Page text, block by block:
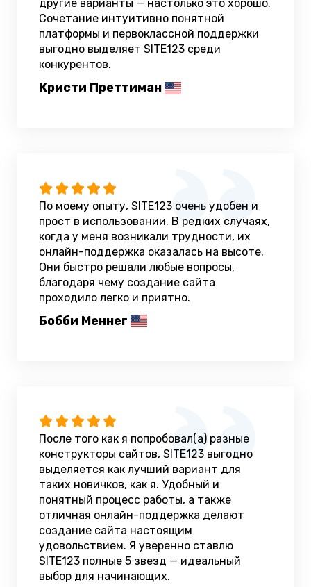
другие варианты — настолько это хорошо.
Сочетание интуитивно понятной
платформы и первоклассной поддержки
выгодно выделяет SITE123 среди
конкурентов.
Кристи Преттиман
По моему опыту, SITE123 очень удобен и
прост в использовании. В редких случаях,
когда у меня возникали трудности, их
онлайн-поддержка оказалась на высоте.
Они быстро решали любые вопросы,
благодаря чему создание сайта
проходило легко и приятно.
Бобби Меннег
После того как я попробовал(а) разные
конструкторы сайтов, SITE123 выгодно
выделяется как лучший вариант для
таких новичков, как я. Удобный и
понятный процесс работы, а также
отличная онлайн-поддержка делают
создание сайта настоящим
удовольствием. Я уверенно ставлю
SITE123 полные 5 звезд — идеальный
выбор для начинающих.